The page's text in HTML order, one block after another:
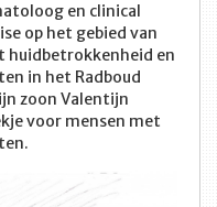
en clinical
op het gebied van
huidbetrokkenheid en
in het Radboud
zoon Valentijn
voor mensen met